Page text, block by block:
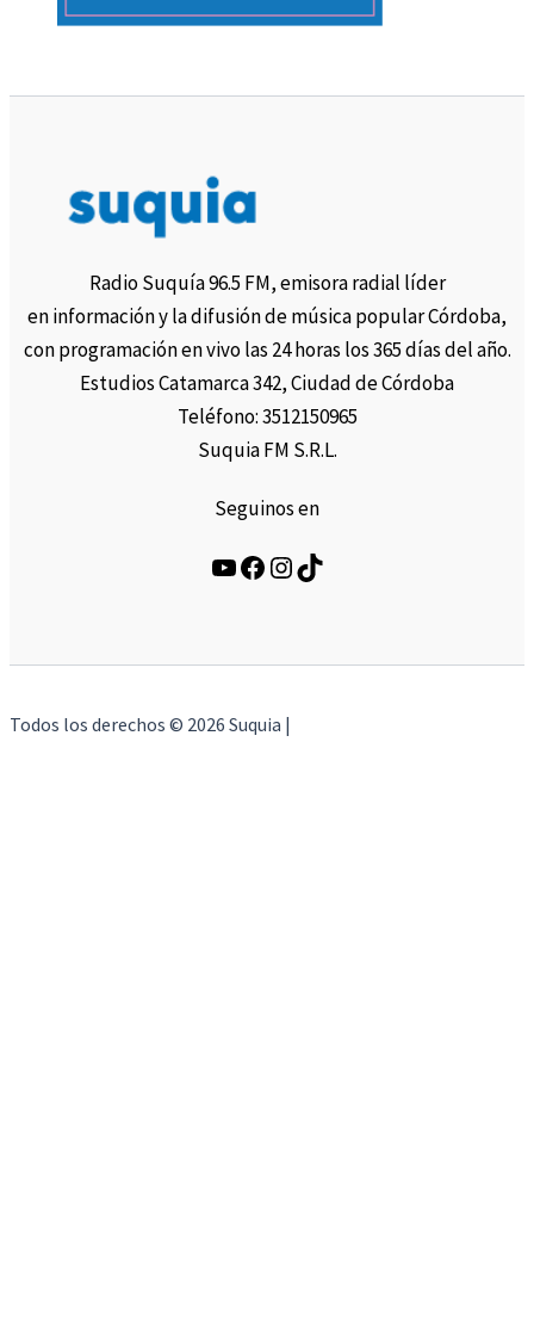
Radio Suquía 96.5 FM, emisora radial líder
en información y la difusión de música popular Córdoba,
con programación en vivo las 24 horas los 365 días del año.
Estudios Catamarca 342, Ciudad de Córdoba
Teléfono: 3512150965
Suquia FM S.R.L.
Seguinos en
YouTube
Facebook
Instagram
TikTok
Todos los derechos © 2026 Suquia |